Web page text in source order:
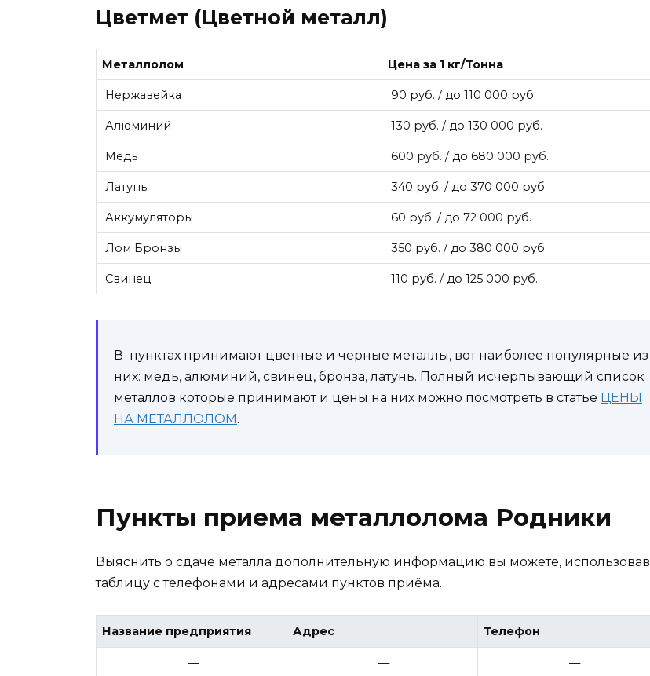
Цветмет (Цветной металл)
Металлолом Цена за 1 кг/Тонна
Нержавейка 90 руб. / до 110 000 руб.
Алюминий 130 руб. / до 130 000 руб.
Медь 600 руб. / до 680 000 руб.
Латунь 340 руб. / до 370 000 руб.
Аккумуляторы 60 руб. / до 72 000 руб.
Лом Бронзы 350 руб. / до 380 000 руб.
Свинец 110 руб. / до 125 000 руб.
В пунктах принимают цветные и черные металлы, вот наиболее популярные из
них: медь, алюминий, свинец, бронза, латунь. Полный исчерпывающий список
металлов которые принимают и цены на них можно посмотреть в статье ЦЕНЫ
НА МЕТАЛЛОЛОМ.
Пункты приема металлолома Родники
Выяснить о сдаче металла дополнительную информацию вы можете, использовав
таблицу с телефонами и адресами пунктов приёма.
Название предприятия Адрес Телефон
— — —